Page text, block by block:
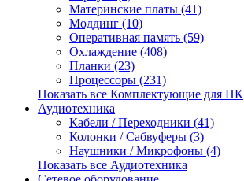
Материнские платы (41)
Моддинг (10)
Оперативная память (59)
Охлаждение (408)
Планки (23)
Процессоры (231)
Показать все Комплектующие для ПК
Аудиотехника
Кабели / Переходники (41)
Колонки / Сабвуферы (3)
Наушники / Микрофоны (4)
Показать все Аудиотехника